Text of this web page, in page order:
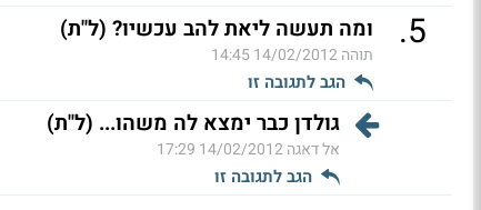
5
. ומה תעשה ליאת להב עכשיו? (ל"ת)
תוהה14/02/2012 14:45
הגב לתגובה זו
גולדן כבר ימצא לה משהו... (ל"ת)
אל דאגה14/02/2012 17:29
הגב לתגובה זו